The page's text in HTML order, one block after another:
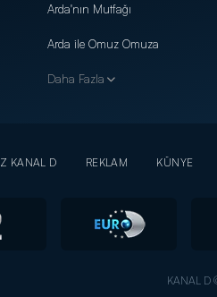
Arda'nın Mutfağı
Arda ile Omuz Omuza
Daha Fazla
KANAL D REKLAM KÜNYE
KANAL D